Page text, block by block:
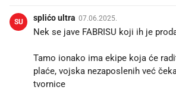
SU splićo ultra 07.06.2025.
Nek se jave FABRISU koji ih je
Tamo ionako ima ekipe koja će
plaće, vojska nezaposlenih već
tvornice